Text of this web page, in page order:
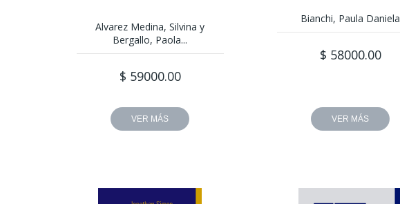
Alvarez Medina, Silvina y
Bergallo, Paola...
$ 59000.00
VER MÁS
Bianchi, Paula Daniela
$ 58000.00
VER MÁS